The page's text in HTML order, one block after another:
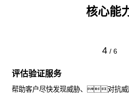
核心能
4 / 6
评估验证服务
帮助客户尽快发现威胁、对抗